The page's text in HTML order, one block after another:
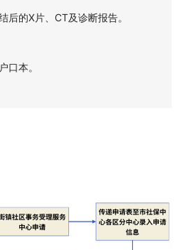
后的X片、CT及诊断报告。
口本。